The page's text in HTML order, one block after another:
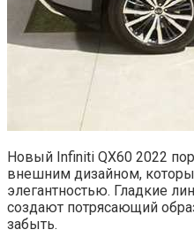
Новый Infiniti QX60 2022
внешним дизайном,
элегантностью. Гладкие
создают потрясающий
забыть.